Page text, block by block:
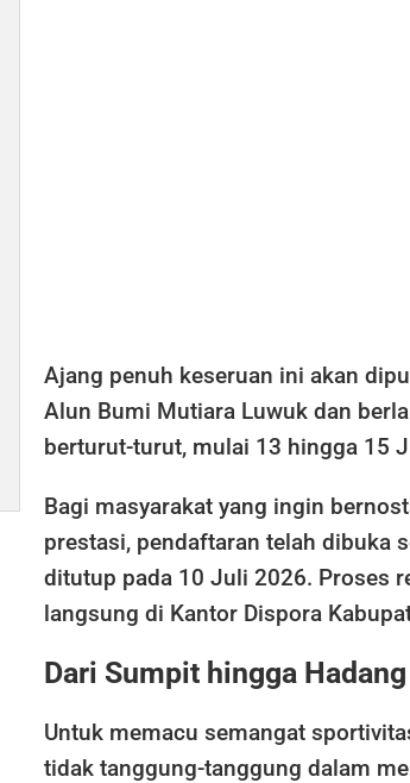
Ajang penuh keseruan ini akan
Alun Bumi Mutiara Luwuk dan
berturut-turut, mulai 13 hingga 15
Bagi masyarakat yang ingin
prestasi, pendaftaran telah dibuka
ditutup pada 10 Juli 2026. Proses
langsung di Kantor Dispora
Dari Sumpit hingga Hadang
Untuk memacu semangat
tidak tanggung-tanggung dalam